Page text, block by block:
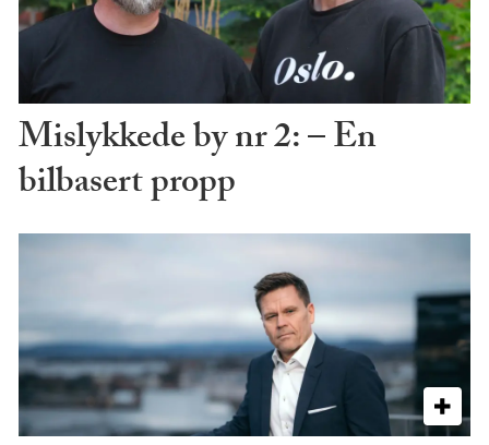
Mislykkede by nr 2: – En
bilbasert propp